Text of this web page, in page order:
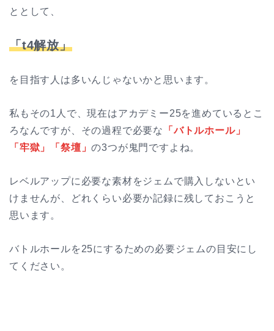
ととして、
「t4解放」
を目指す人は多いんじゃないかと思います。
私もその1人で、現在はアカデミー25を進めているとこ
ろなんですが、その過程で必要な
「バトルホール」
「牢獄」「祭壇」の3つが鬼門ですよね。
レベルアップに必要な素材をジェムで購入しないとい
けませんが、どれくらい必要か記録に残しておこうと
思います。
バトルホールを25にするための必要ジェムの目安にし
てください。